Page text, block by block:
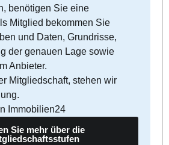
benötigen Sie eine
Mitglied bekommen Sie
und Daten, Grundrisse,
der genauen Lage sowie
Anbieter.
Mitgliedschaft, stehen wir
Immobilien24
Sie mehr über die